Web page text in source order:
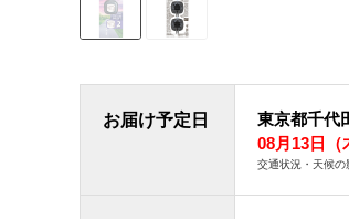
お届け予定日 東京都千代
08月13日（
交通状況・天候の